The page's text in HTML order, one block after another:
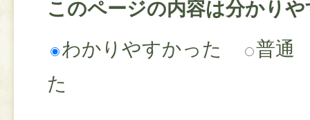
このページの内容は分かり
わかりやすかった
普通
た